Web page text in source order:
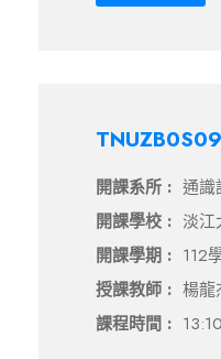
開課系所 : 通識
開課學校 : 淡江
開課學期 : 112
授課教師 : 楊龍
課程時間 :